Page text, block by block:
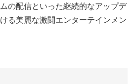
の配信といった継続的なアップデ
る美麗な激闘エンターテインメン